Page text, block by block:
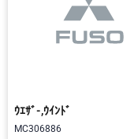
ｳｴｻﾞ-,ｳｲﾝﾄﾞ
MC306886